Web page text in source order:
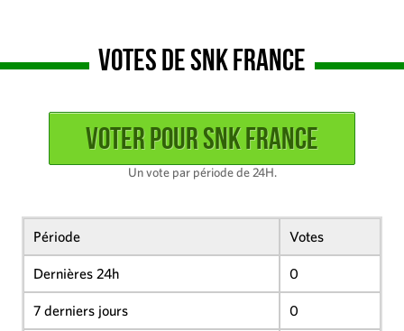
Votes de Snk France
Un vote par période de 24H.
Période Votes
Dernières 24h 0
7 derniers jours 0